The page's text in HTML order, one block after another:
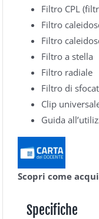
Filtro CPL
Filtro
Filtro
Filtro a stella
Filtro radiale
Filtro di
Clip
Guida
Scopri come
Specifiche